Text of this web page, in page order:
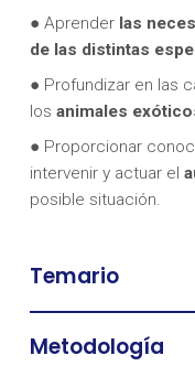
● Aprender las
de las distintas
● Profundizar en las
los animales
● Proporcionar
intervenir y actuar el
posible situación.
Temario
Metodología